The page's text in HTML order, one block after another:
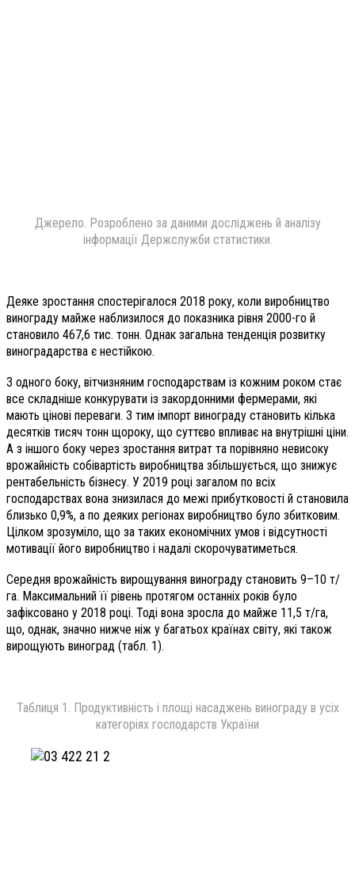
Джерело. Розроблено за даними досліджень й аналізу
інформації Держслужби статистики.
Деяке зростання спостерігалося 2018 року, коли виробництво
винограду майже наблизилося до показника рівня 2000-го й
становило 467,6 тис. тонн. Однак загальна тенденція розвитку
виноградарства є нестійкою.
З одного боку, вітчизняним господарствам із кожним роком стає
все складніше конкурувати із закордонними фермерами, які
мають цінові переваги. З тим імпорт винограду становить кілька
десятків тисяч тонн щороку, що суттєво впливає на внутрішні ціни.
А з іншого боку через зростання витрат та порівняно невисоку
врожайність собівартість виробництва збільшується, що знижує
рентабельність бізнесу. У 2019 році загалом по всіх
господарствах вона знизилася до межі прибутковості й становила
близько 0,9%, а по деяких регіонах виробництво було збитковим.
Цілком зрозуміло, що за таких економічних умов і відсутності
мотивації його виробництво і надалі скорочуватиметься.
Середня врожайність вирощування винограду становить 9–10 т/
га. Максимальний її рівень протягом останніх років було
зафіксовано у 2018 році. Тоді вона зросла до майже 11,5 т/га,
що, однак, значно нижче ніж у багатьох країнах світу, які також
вирощують виноград (табл. 1).
Таблиця 1. Продуктивність і площі насаджень винограду в усіх
категоріях господарств України